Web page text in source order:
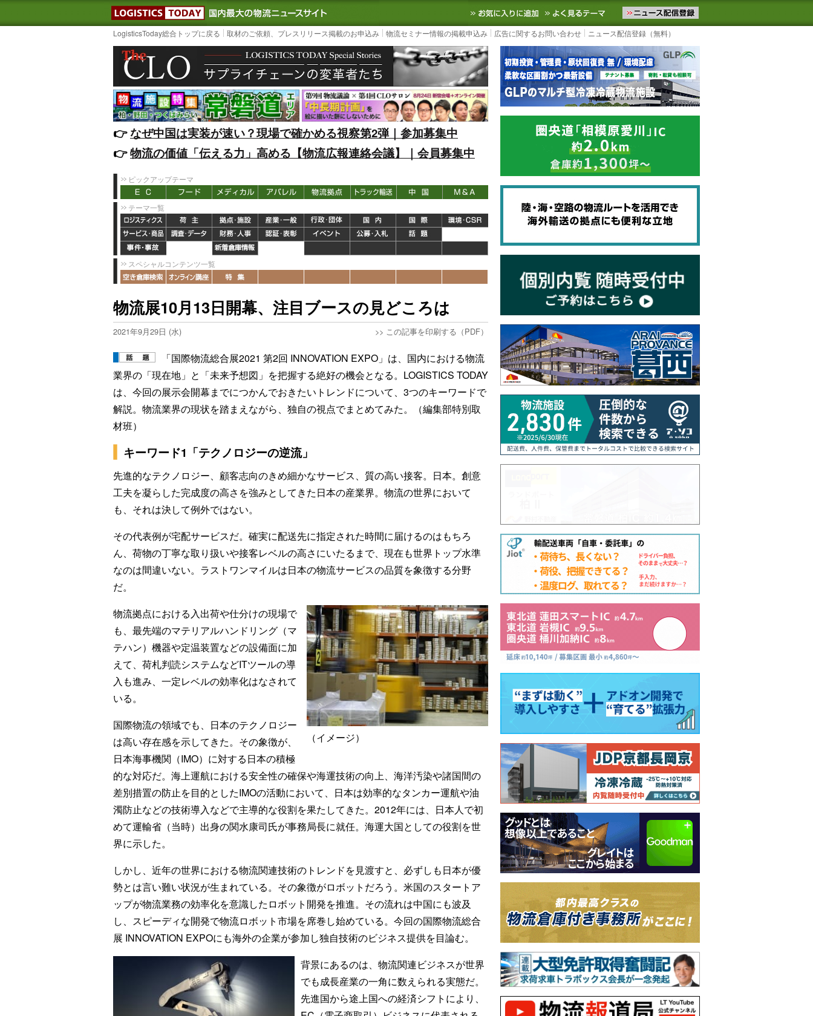
LOGISTICS TODAY｜国内最大の物流ニュースサイト3PL, SCMなど国内外の最新の物流ニュースをお届けします。物流ニュースメール配信を登録す
お気に入りに追加 よく見るテーマ
LogisticsToday総合トップに戻る 取材のご依頼、プレスリリース掲載のお申込み 物流セミナー情報の掲載申込み 広告に関するお問い合わせ ニュース配信登録（無料）
👉️なぜ中国は実装が速い？現場で確かめる視察第2弾｜参加募集中
👉️物流の価値「伝える力」高める【物流広報連絡会議】｜会員募集中
ピックアップテーマ
テーマ一覧
スペシャルコンテンツ一覧
物流展10月13日開幕、注目ブースの見どころは
2021年9月29日 (水) >> この記事を印刷する（PDF）
「国際物流総合展2021 第2回 INNOVATION EXPO」は、国内における物流
業界の「現在地」と「未来予想図」を把握する絶好の機会となる。LOGISTICS TODAY
は、今回の展示会開幕までにつかんでおきたいトレンドについて、3つのキーワードで
解説。物流業界の現状を踏まえながら、独自の視点でまとめてみた。（編集部特別取
材班）
キーワード1「テクノロジーの逆流」
先進的なテクノロジー、顧客志向のきめ細かなサービス、質の高い接客。日本。創意
工夫を凝らした完成度の高さを強みとしてきた日本の産業界。物流の世界において
も、それは決して例外ではない。
その代表例が宅配サービスだ。確実に配送先に指定された時間に届けるのはもちろ
ん、荷物の丁寧な取り扱いや接客レベルの高さにいたるまで、現在も世界トップ水準
なのは間違いない。ラストワンマイルは日本の物流サービスの品質を象徴する分野
だ。
（イメージ）
物流拠点における入出荷や仕分けの現場で
も、最先端のマテリアルハンドリング（マ
テハン）機器や定温装置などの設備面に加
えて、荷札判読システムなどITツールの導
入も進み、一定レベルの効率化はなされて
いる。
国際物流の領域でも、日本のテクノロジー
は高い存在感を示してきた。その象徴が、
日本海事機関（IMO）に対する日本の積極
的な対応だ。海上運航における安全性の確保や海運技術の向上、海洋汚染や諸国間の
差別措置の防止を目的としたIMOの活動において、日本は効率的なタンカー運航や油
濁防止などの技術導入などで主導的な役割を果たしてきた。2012年には、日本人で初
めて運輸省（当時）出身の関水康司氏が事務局長に就任。海運大国としての役割を世
界に示した。
しかし、近年の世界における物流関連技術のトレンドを見渡すと、必ずしも日本が優
勢とは言い難い状況が生まれている。その象徴がロボットだろう。米国のスタートア
ップが物流業務の効率化を意識したロボット開発を推進。その流れは中国にも波及
し、スピーディな開発で物流ロボット市場を席巻し始めている。今回の国際物流総合
展 INNOVATION EXPOにも海外の企業が参加し独自技術のビジネス提供を目論む。
背景にあるのは、物流関連ビジネスが世界
でも成長産業の一角に数えられる実態だ。
先進国から途上国への経済シフトにより、